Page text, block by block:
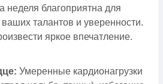
неделя благоприятна для
талантов и уверенности.
яркое впечатление.
Умеренные кардионагрузки